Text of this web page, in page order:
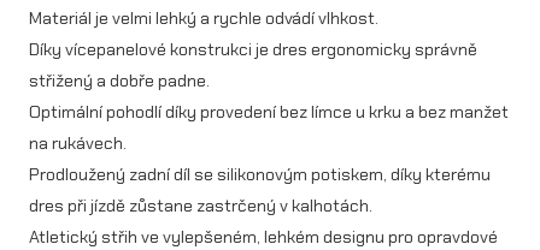
E
M
H
E
X
Materiál je velmi lehký a rychle odvádí vlhkost.
Díky vícepanelové konstrukci je dres ergonomicky správně
střižený a dobře padne.
Optimální pohodlí díky provedení bez límce u krku a bez manžet
na rukávech.
Prodloužený zadní díl se silikonovým potiskem, díky kterému
dres při jízdě zůstane zastrčený v kalhotách.
Atletický střih ve vylepšeném, lehkém designu pro opravdové